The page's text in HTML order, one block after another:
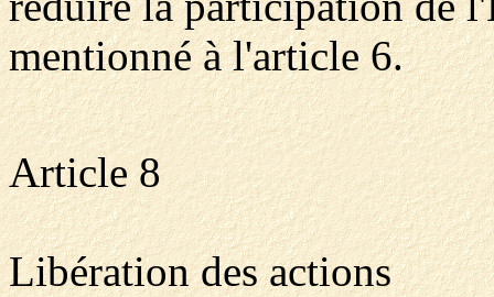
mentionné à l'article 6.
Article 8
Libération des actions